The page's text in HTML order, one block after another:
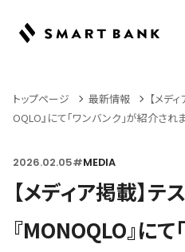
トップページ 最新情報
【メデ
OQLO』にて「ワンバンク」が紹介され
2026.02.05#MEDIA
【メディア掲載】
『MONOQLO』に